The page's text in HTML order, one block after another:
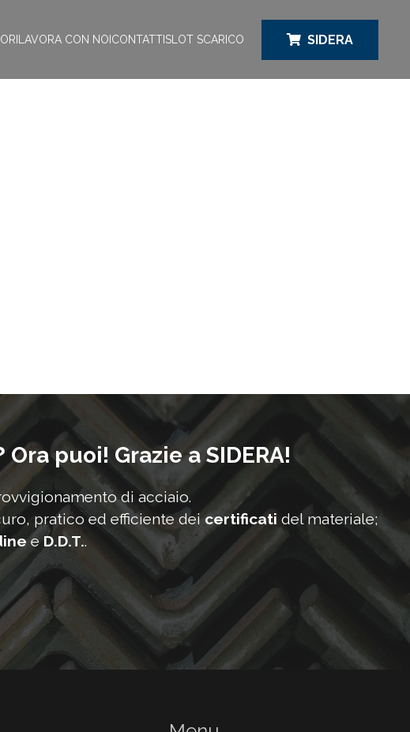
LAVORA CON NOI CONTATTI SLOT SCARICO SIDERA
puoi! Grazie a SIDERA!
di acciaio.
pratico ed efficiente deicertificati del materiale;
eD.D.T..